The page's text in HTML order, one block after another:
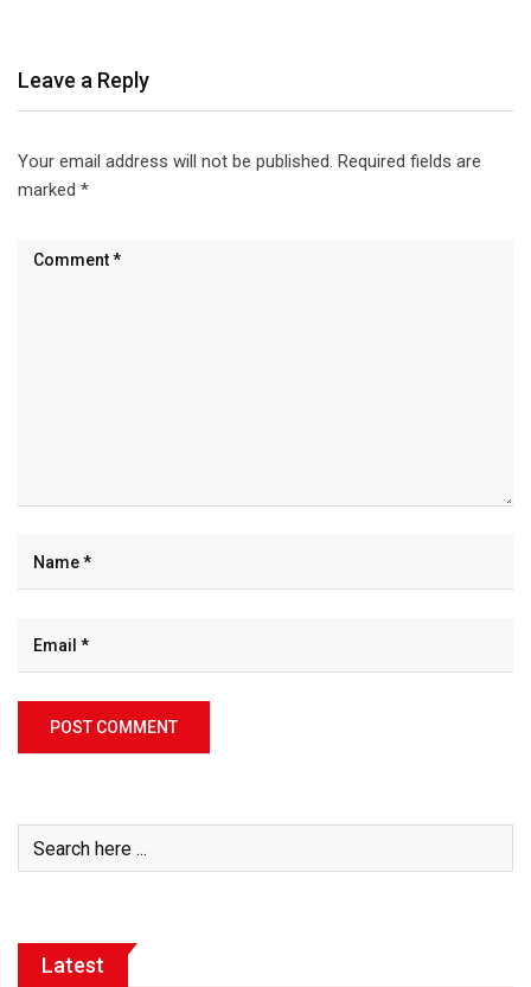
Leave a Reply
Your email address will not be published. Required fields are
marked *
Latest